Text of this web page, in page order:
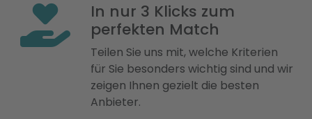
In nur 3 Klicks zum
perfekten Match
Teilen Sie uns mit, welche Kriterien
für Sie besonders wichtig sind und wir
zeigen Ihnen gezielt die besten
Anbieter.